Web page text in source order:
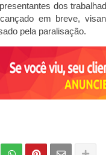
dos
em breve,
pela paralisação.